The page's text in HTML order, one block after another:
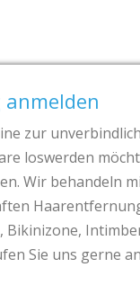
anmelden
zur
loswerden
Wir behandeln
Bikinizone,
Sie uns gerne